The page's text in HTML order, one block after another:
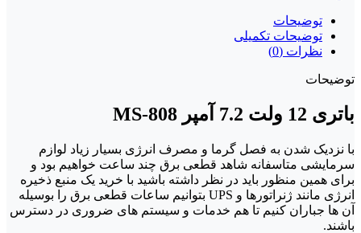
توضیحات
توضیحات تکمیلی
نظرات (0)
توضیحات
باتری 12 ولت 7.2 آمپر MS-808
با نزدیک شدن به فصل گرما و مصرف انرژی بسیار زیاد لوازم
سرمایشی متاسفانه شاهد قطعی برق چند ساعت خواهیم بود و
برای همین منظور باید در نظر داشته باشید با خرید یک منبع ذخیره
انرژی مانند ژنراتورها و UPS بتوانیم ساعات قطعی برق را بوسیله
آن ها جباران کنیم تا هم خدمات و سیستم های ضروری در دسترس
باشند.